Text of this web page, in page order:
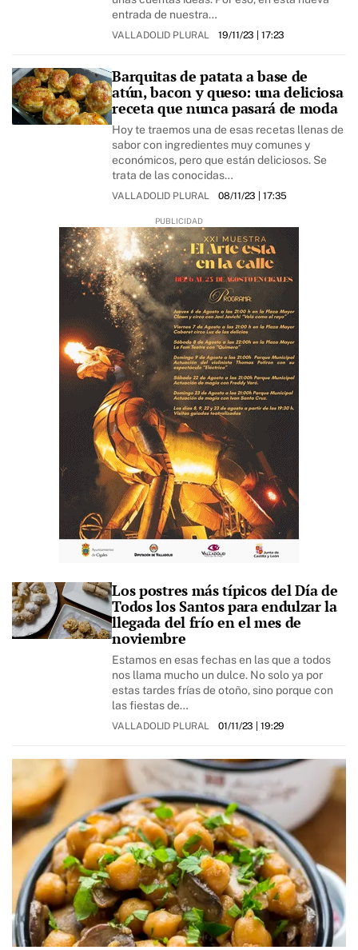
entrada de nuestra…
VALLADOLID PLURAL 19/11/23 | 17:23
Barquitas de patata a base de
atún, bacon y queso: una deliciosa
receta que nunca pasará de moda
Hoy te traemos una de esas recetas llenas de
sabor con ingredientes muy comunes y
económicos, pero que están deliciosos. Se
trata de las conocidas…
VALLADOLID PLURAL 08/11/23 | 17:35
Los postres más típicos del Día de
Todos los Santos para endulzar la
llegada del frío en el mes de
noviembre
Estamos en esas fechas en las que a todos
nos llama mucho un dulce. No solo ya por
estas tardes frías de otoño, sino porque con
las fiestas de…
VALLADOLID PLURAL 01/11/23 | 19:29